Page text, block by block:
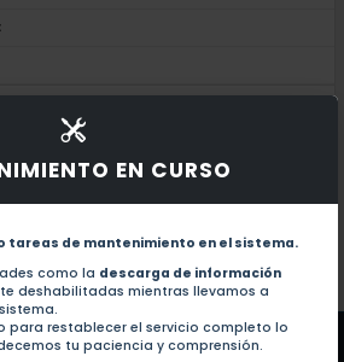
EN CURSO
tareas de mantenimiento en el sistema.
como la descarga de información
deshabilitadas mientras llevamos a
para restablecer el servicio completo lo
tu paciencia y comprensión.
No hay obras de este autor.
No hay tesis de este autor.
No hay patentes de este autor.